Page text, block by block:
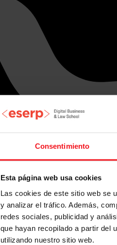
Consentimiento
Esta página web usa cookies
Las cookies de este sitio web se
y analizar el tráfico. Además,
redes sociales, publicidad y
que hayan recopilado a partir del
utilizando nuestro sitio web.